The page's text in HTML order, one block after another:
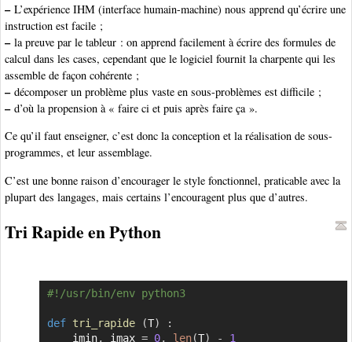
–L’expérience IHM (interface humain-machine) nous apprend qu’écrire une
instruction est facile ;
–la preuve par le tableur : on apprend facilement à écrire des formules de
calcul dans les cases, cependant que le logiciel fournit la charpente qui les
assemble de façon cohérente ;
–décomposer un problème plus vaste en sous-problèmes est difficile ;
–d’où la propension à « faire ci et puis après faire ça ».
Ce qu’il faut enseigner, c’est donc la conception et la réalisation de sous-
programmes, et leur assemblage.
C’est une bonne raison d’encourager le style fonctionnel, praticable avec la
plupart des langages, mais certains l’encouragent plus que d’autres.
Tri Rapide en Python
#!/usr/bin/env python3
def tri_rapide (T)
:
    imin
, imax = 0, len(T) -
1